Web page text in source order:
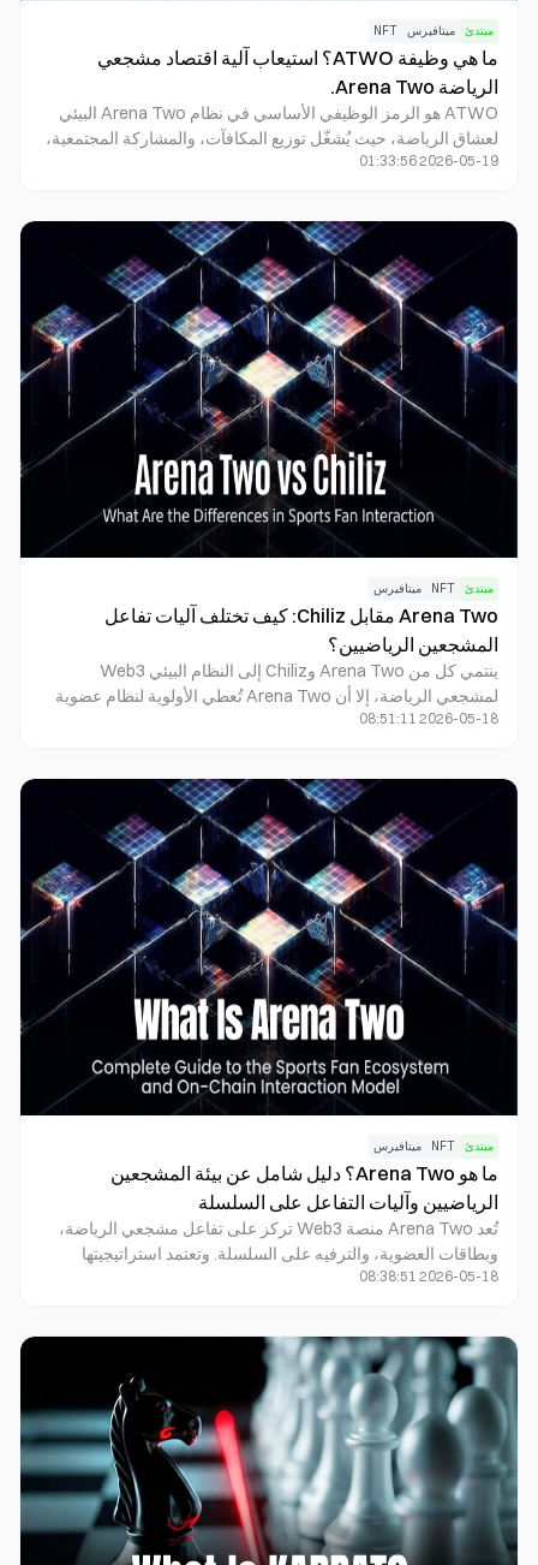
مبتدئ ميتافيرس NFT
ما هي وظيفة ATWO؟ استيعاب آلية اقتصاد مشجعي
الرياضة Arena Two.
ATWO هو الرمز الوظيفي الأساسي في نظام Arena Two البيئي
لعشاق الرياضة، حيث يُشغّل توزيع المكافآت، والمشاركة المجتمعية،
والتعاون بين الأعضاء، وحوكمة النظام. ويتمثل دوره الرئيسي في ربط
2026-05-19 01:33:56
مبتدئ NFT ميتافيرس
Arena Two مقابل Chiliz: كيف تختلف آليات تفاعل
المشجعين الرياضيين؟
ينتمي كل من Arena Two وChiliz إلى النظام البيئي Web3
لمشجعي الرياضة، إلا أن Arena Two تُعطي الأولوية لنظام عضوية
يتجه Chiliz نحو رموز المشجعين والشراكات مع العلامات التجارية
2026-05-18 08:51:11
مبتدئ NFT ميتافيرس
ما هو Arena Two؟ دليل شامل عن بيئة المشجعين
الرياضيين وآليات التفاعل على السلسلة
تُعد Arena Two منصة Web3 تركز على تفاعل مشجعي الرياضة،
وبطاقات العضوية، والترفيه على السلسلة. وتعتمد استراتيجيتها
2026-05-18 08:38:51